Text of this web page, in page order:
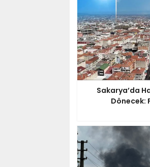
Sakarya’da
Dönecek: